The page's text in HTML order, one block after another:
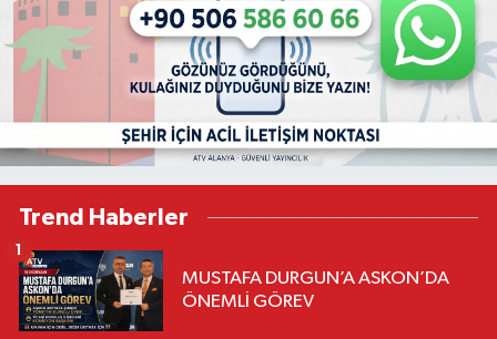
Trend Haberler
MUSTAFA DURGUN’A ASKON’DA
ÖNEMLİ GÖREV
1